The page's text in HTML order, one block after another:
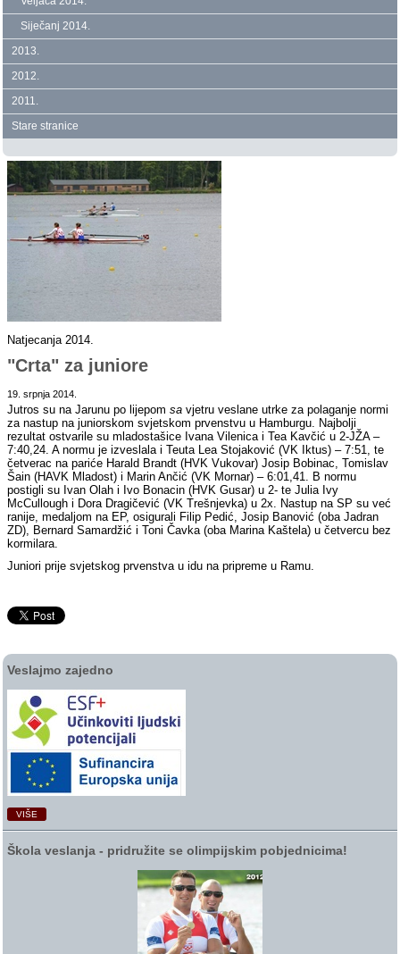
Siječanj 2014.
2013.
2012.
2011.
Stare stranice
Natjecanja 2014.
"Crta" za juniore
19. srpnja 2014.
Jutros su na Jarunu po lijepomsa vjetru veslane utrke za polaganje normi
za nastup na juniorskom svjetskom prvenstvu u Hamburgu. Najbolji
rezultat ostvarile su mladostašice Ivana Vilenica i Tea Kavčić u 2-JŽA –
7:40,24. A normu je izveslala i Teuta Lea Stojaković (VK Iktus) – 7:51, te
četverac na pariće Harald Brandt (HVK Vukovar) Josip Bobinac, Tomislav
Šain (HAVK Mladost) i Marin Ančić (VK Mornar) – 6:01,41. B normu
postigli su Ivan Olah i Ivo Bonacin (HVK Gusar) u 2- te Julia Ivy
McCullough i Dora Dragičević (VK Trešnjevka) u 2x. Nastup na SP su već
ranije, medaljom na EP, osigurali Filip Pedić, Josip Banović (oba Jadran
ZD), Bernard Samardžić i Toni Čavka (oba Marina Kaštela) u četvercu bez
kormilara.
Juniori prije svjetskog prvenstva u idu na pripreme u Ramu.
Veslajmo zajedno
VIŠE
Škola veslanja ‑ pridružite se olimpijskim pobjednicima!